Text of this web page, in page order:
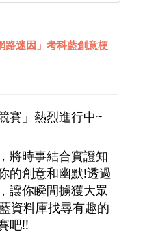
路迷因」考科藍創意梗
賽」熱烈進行中~
將時事結合實證知
的創意和幽默!透過
讓你瞬間擄獲大眾
資料庫找尋有趣的
吧!!